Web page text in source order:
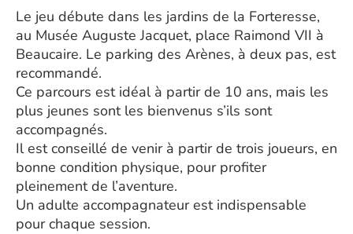
Le jeu débute dans les jardins de la Forteresse,
au Musée Auguste Jacquet, place Raimond VII à
Beaucaire. Le parking des Arènes, à deux pas, est
recommandé.
Ce parcours est idéal à partir de 10 ans, mais les
plus jeunes sont les bienvenus s’ils sont
accompagnés.
Il est conseillé de venir à partir de trois joueurs, en
bonne condition physique, pour profiter
pleinement de l’aventure.
Un adulte accompagnateur est indispensable
pour chaque session.